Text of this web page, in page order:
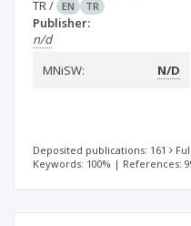
TR/ EN TR
Publisher:
n/d
MNiSW:
N/D
Deposited publications: 161
Keywords: 100% | References: